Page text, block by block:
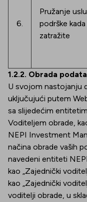
6.
Pružanje
podrške
zatražite
1.2.2. Obrada
U svojom nastojanju
uključujući putem
sa slijedećim
Voditeljem obrade,
NEPI Investment
načina obrade vaših
navedeni entiteti
kao „Zajednički
kao „Zajednički
voditelji obrade, u